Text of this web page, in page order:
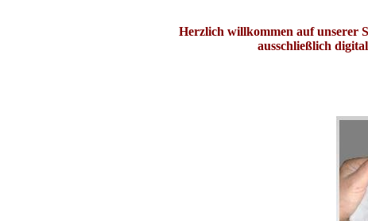
Herzlich willkommen auf unserer
ausschließlich